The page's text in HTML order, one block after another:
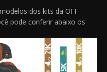
dos kits da OFF
pode conferir abaixo os